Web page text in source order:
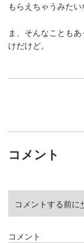
もらえちゃうみたい
ま、そんなことも
けだけど。
コメント
コメントする前に
コメント